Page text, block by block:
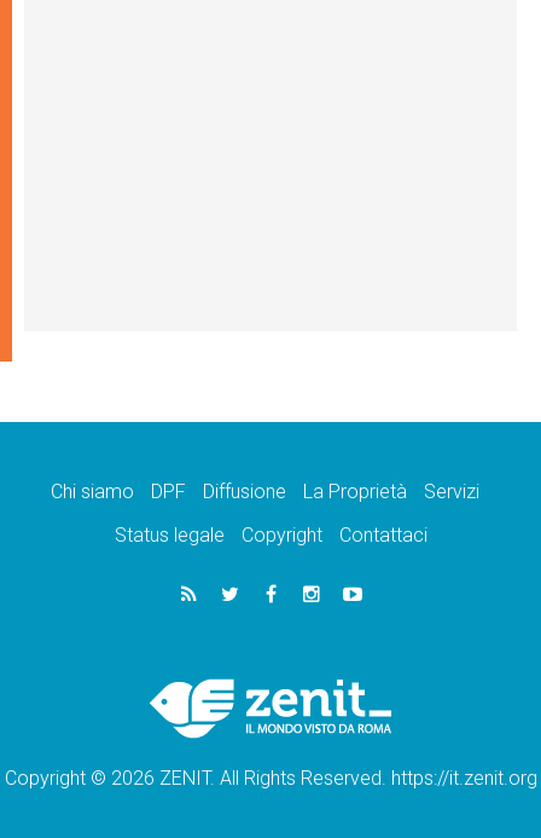
Chi siamo DPF Diffusione La Proprietà
Servizi
Status legale
Copyright Contattaci
Copyright © 2026 ZENIT. All Rights Reserved. https://it.zenit.org